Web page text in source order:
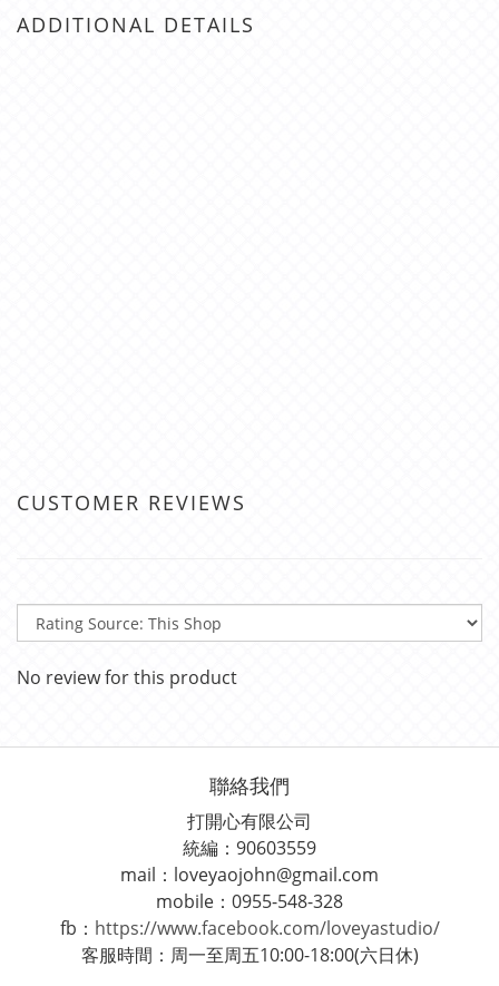
ADDITIONAL DETAILS
CUSTOMER REVIEWS
No review for this product
聯絡我們
打開心有限公司
統編：90603559
mail：loveyaojohn@gmail.com
mobile：0955-548-328
fb： https://www.facebook.com/loveyastudio/
客服時間：周一至周五10:00-18:00(六日休)